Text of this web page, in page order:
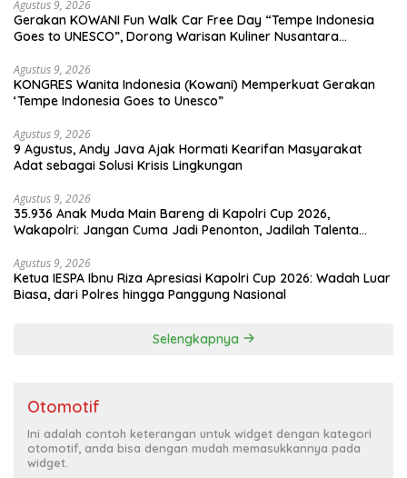
Agustus 9, 2026
Gerakan KOWANI Fun Walk Car Free Day “Tempe Indonesia
Goes to UNESCO”, Dorong Warisan Kuliner Nusantara
Agustus 9, 2026
KONGRES Wanita Indonesia (Kowani) Memperkuat Gerakan
‘Tempe Indonesia Goes to Unesco”
Agustus 9, 2026
9 Agustus, Andy Java Ajak Hormati Kearifan Masyarakat
Adat sebagai Solusi Krisis Lingkungan
Agustus 9, 2026
35.936 Anak Muda Main Bareng di Kapolri Cup 2026,
Wakapolri: Jangan Cuma Jadi Penonton, Jadilah Talenta
Agustus 9, 2026
Ketua IESPA Ibnu Riza Apresiasi Kapolri Cup 2026: Wadah Luar
Biasa, dari Polres hingga Panggung Nasional
Selengkapnya
Otomotif
Ini adalah contoh keterangan untuk widget dengan kategori
otomotif, anda bisa dengan mudah memasukkannya pada
widget.